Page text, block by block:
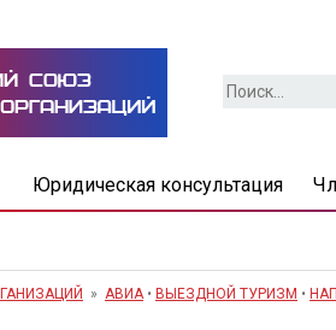
Найти:
Юридическая консультация
» АВИА• ВЫЕЗДНОЙ ТУРИЗМ •